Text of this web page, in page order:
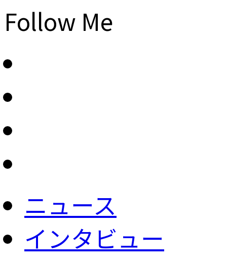
Follow Me
ニュース
インタビュー